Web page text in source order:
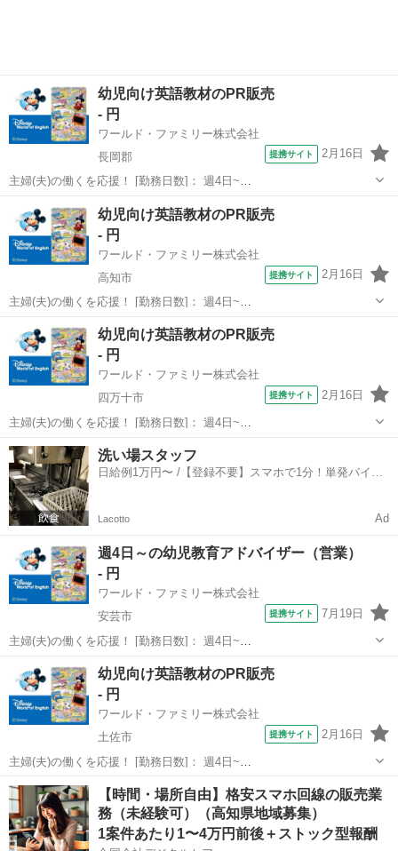
幼児向け英語教材のPR販売
- 円
ワールド・ファミリー株式会社
長岡郡
提携サイト 2月16日
主婦(夫)の働くを応援！ [勤務日数]： 週4日~
10:00~17:00/10:00~16:00/10:00~15:00/09:30~14:00 [勤務地・最寄
駅]： 高知県長岡郡 ※勤務エリア選択可 ワールド・ファ...
長岡郡 営業
幼児向け英語教材のPR販売
- 円
ワールド・ファミリー株式会社
高知市
提携サイト 2月16日
主婦(夫)の働くを応援！ [勤務日数]： 週4日~
10:00~17:00/10:00~16:00/10:00~15:00/09:30~14:00 [勤務地・最寄
駅]： 高知県高知市 ※勤務エリア選択可 ワールド・ファ...
高知 高知市 営業
幼児向け英語教材のPR販売
- 円
ワールド・ファミリー株式会社
四万十市
提携サイト 2月16日
主婦(夫)の働くを応援！ [勤務日数]： 週4日~
10:00~17:00/10:00~16:00/10:00~15:00/09:30~14:00 [勤務地・最寄
駅]： 高知県四万十市 ※勤務エリア選択可 ワールド・フ...
高知 四万十市 営業
洗い場スタッフ
日給例1万円〜 /【登録不要】スマホで1分！単発バイト
Lacotto Ad
週4日～の幼児教育アドバイザー（営業）
- 円
ワールド・ファミリー株式会社
安芸市
提携サイト 7月19日
主婦(夫)の働くを応援！ [勤務日数]： 週4日~
10:00~17:00/10:00~16:00/10:00~15:00/09:30~14:00 [勤務地・最寄
駅]： 高知県安芸郡 ※勤務エリア選択可 ワールド・ファ...
安芸市 営業
幼児向け英語教材のPR販売
- 円
ワールド・ファミリー株式会社
土佐市
提携サイト 2月16日
主婦(夫)の働くを応援！ [勤務日数]： 週4日~
10:00~17:00/10:00~16:00/10:00~15:00/09:30~14:00 [勤務地・最寄
駅]： 高知県土佐市 ※勤務エリア選択可 ワールド・ファ...
高知 土佐市 営業
【時間・場所自由】格安スマホ回線の販売業
務（未経験可）（高知県地域募集）
1案件あたり1〜4万円前後＋ストック型報酬